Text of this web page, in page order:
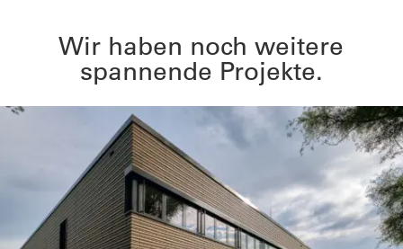
Wir haben noch weitere
spannende Projekte.